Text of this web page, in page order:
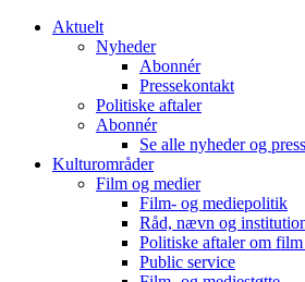
Aktuelt
Nyheder
Abonnér
Pressekontakt
Politiske aftaler
Abonnér
Se alle nyheder og
Kulturområder
Film og medier
Film- og mediepolitik
Råd, nævn og
Politiske aftaler om
Public service